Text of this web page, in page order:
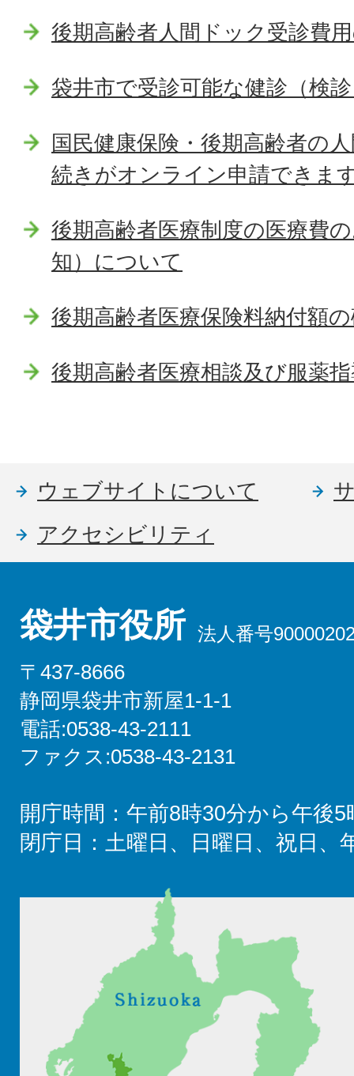
後期高齢者人間ドック受診費
袋井市で受診可能な健診（検
国民健康保険・後期高齢者の
続きがオンライン申請できま
後期高齢者医療制度の医療費
知）について
後期高齢者医療保険料納付額
後期高齢者医療相談及び服薬
ウェブサイトについて
アクセシビリティ
袋井市役所 法人番号
〒437-8666
静岡県袋井市新屋1-1-1
電話:0538-43-2111
ファクス:0538-43-2131
開庁時間：午前8時30分から午後5
閉庁日：土曜日、日曜日、祝日、